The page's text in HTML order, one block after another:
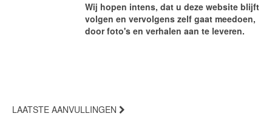
Wij hopen intens, dat u deze website blijft
volgen en vervolgens zelf gaat meedoen,
door foto's en verhalen aan te leveren.
LAATSTE AANVULLINGEN